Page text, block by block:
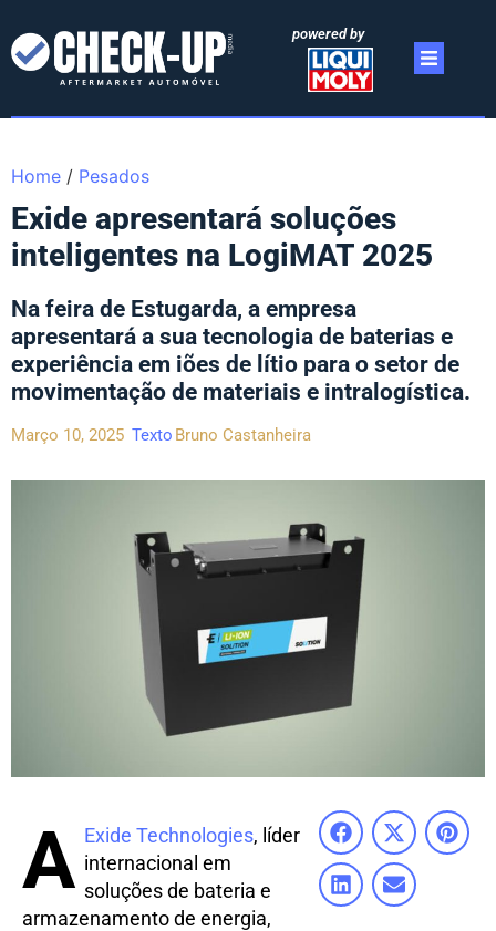
powered by
Home / Pesados
Exide apresentará soluções
inteligentes na LogiMAT 2025
Na feira de Estugarda, a empresa
apresentará a sua tecnologia de baterias e
experiência em iões de lítio para o setor de
movimentação de materiais e intralogística.
Março 10, 2025 Texto Bruno Castanheira
A Exide Technologies, líder
internacional em
soluções de bateria e
armazenamento de energia,